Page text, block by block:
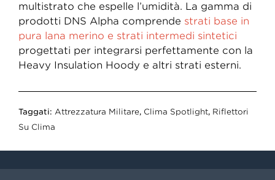
multistrato che espelle l’umidità. La gamma di
prodotti DNS Alpha comprende strati base in
pura lana merino e strati intermedi sintetici
progettati per integrarsi perfettamente con la
Heavy Insulation Hoody e altri strati esterni.
Taggati: Attrezzatura Militare, Clima Spotlight, Riflettori
Su Clima